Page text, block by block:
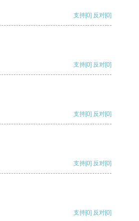
支持[0] 反对[0]
支持[0] 反对[0]
支持[0] 反对[0]
支持[0] 反对[0]
支持[0] 反对[0]